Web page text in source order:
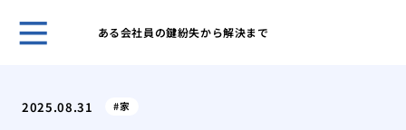
ある会社員の鍵紛失から解決まで
2025.08.31 家